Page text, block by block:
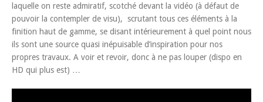
laquelle on reste admiratif, scotché devant la vidéo (à défaut de
pouvoir la contempler de visu), scrutant tous ces éléments à la
finition haut de gamme, se disant intérieurement à quel point nous
ils sont une source quasi inépuisable d’inspiration pour nos
propres travaux. A voir et revoir, donc à ne pas louper (dispo en
HD qui plus est) …